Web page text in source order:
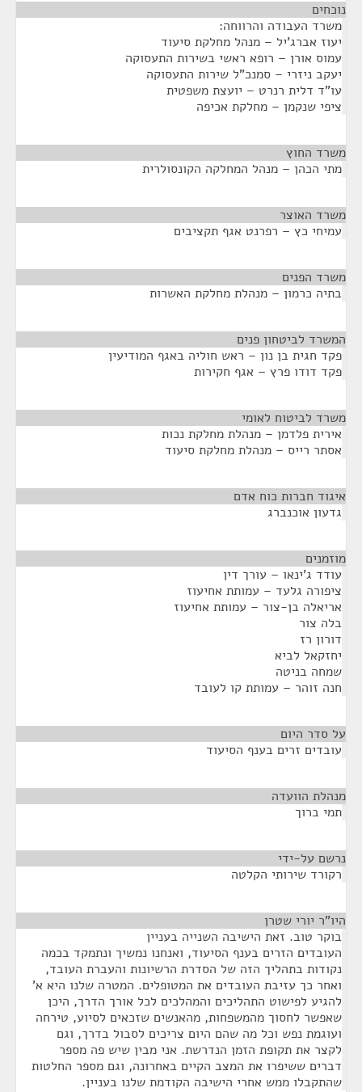
נוכחים
משרד העבודה והרווחה:
יעוז אברג'יל – מנהל מחלקת סיעוד
עמוס אורן – רופא ראשי בשירות התעסוקה
יעקב ניזרי – סמנכ"ל שירות התעסוקה
עו"ד דלית רנרט – יועצת משפטית
ציפי שנקמן – מחלקת אכיפה
משרד החוץ
מתי הכהן – מנהל המחלקה הקונסולרית
משרד האוצר
עמיחי כץ – רפרנט אגף תקציבים
משרד הפנים
בתיה כרמון – מנהלת מחלקת האשרות
המשרד לביטחון פנים
פקד חגית בן נון – ראש חוליה באגף המודיעין
פקד דודו פרץ – אגף חקירות
משרד לביטוח לאומי
אירית פלדמן – מנהלת מחלקת נכות
אסתר רייס – מנהלת מחלקת סיעוד
איגוד חברות כוח אדם
גדעון אוכנברג
מוזמנים
עודד ג'ינאו – עורך דין
ציפורה גלעד – עמותת אחיעוז
אריאלה בן-צור – עמותת אחיעוז
בלה צור
דורון רז
יחזקאל לביא
שמחה בניטה
חנה זוהר – עמותת קו לעובד
על סדר היום
עובדים זרים בענף הסיעוד
מנהלת הוועדה
תמי ברוך
נרשם על-ידי
רקורד שירותי הקלטה
היו"ר יורי שטרן
בוקר טוב. זאת הישיבה השנייה בעניין
העובדים הזרים בענף הסיעוד, ואנחנו נמשיך ונתמקד בכמה
נקודות בתהליך הזה של הסדרת הרשיונות והעברת העובד,
ואחר כך עזיבת העובדים את המטופלים. המטרה שלנו היא א'
להגיע לפישוט התהליכים והמהלכים לכל אורך הדרך, היכן
שאפשר לחסוך מהמשפחות, מהאנשים שזכאים לסיוע, טירחה
ועוגמת נפש וכל מה שהם היום צריכים לסבול בדרך, וגם
לקצר את תקופת הזמן הנדרשת. אני מבין שיש פה מספר
דברים ששיפרו את המצב הקיים באחרונה, וגם מספר החלטות
שהתקבלו ממש אחרי הישיבה הקודמת שלנו בעניין.